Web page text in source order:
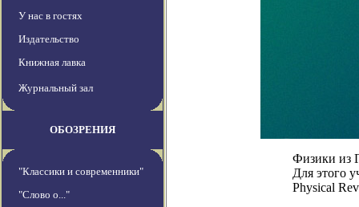
У нас в гостях
Издательство
Книжная лавка
Журнальный зал
ОБОЗРЕНИЯ
"Классики и современники"
"Слово о..."
Физики из
Для этого
Physical